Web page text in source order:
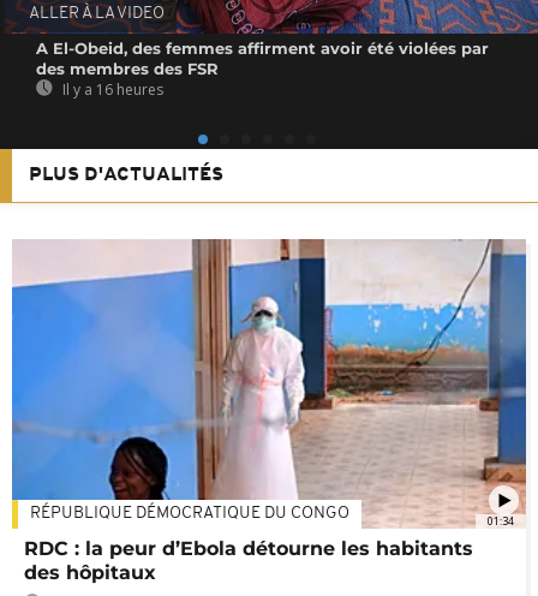
ALLER À LA VIDEO
A El-Obeid, des femmes affirment avoir été violées par
des membres des FSR
Il y a 16 heures
PLUS D'ACTUALITÉS
01:34
RÉPUBLIQUE DÉMOCRATIQUE DU CONGO
RDC : la peur d’Ebola détourne les habitants
des hôpitaux